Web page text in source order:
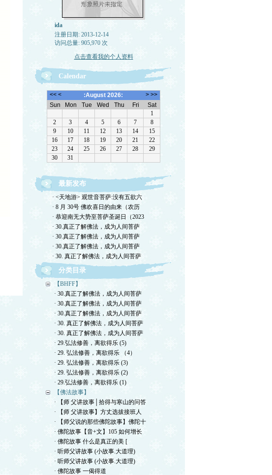
ida
注册日期: 2013-12-14
访问总量: 905,970 次
点击查看我的个人资料
Calendar
最新发布
· <天地游> 观世音菩萨:没有五欲六
· 8 月 30号 佛欢喜日的由来（农历
· 恭迎南无大势至菩萨圣诞日（2023
· 30.真正了解佛法，成为人间菩萨
· 30.真正了解佛法，成为人间菩萨
· 30.真正了解佛法，成为人间菩萨
· 30. 真正了解佛法，成为人间菩萨
分类目录
【BHFF】
· 30.真正了解佛法，成为人间菩萨
· 30.真正了解佛法，成为人间菩萨
· 30.真正了解佛法，成为人间菩萨
· 30. 真正了解佛法，成为人间菩萨
· 30. 真正了解佛法，成为人间菩萨
· 29.弘法修善，离欲得乐 (5)
· 29. 弘法修善，离欲得乐 （4）
· 29. 弘法修善，离欲得乐 (3)
· 29. 弘法修善，离欲得乐 (2)
· 29.弘法修善，离欲得乐 (1)
【佛法故事】
· 【师 父讲故事│拾得与寒山的问答
· 【师 父讲故事】方丈选拔接班人
· 【师父说的那些佛陀故事】佛陀十
· 佛陀故事【音+文】105 如何增长
· 佛陀故事 什么是真正的美 [
· 听师父讲故事 (小故事.大道理)
· 听师父讲故事 (小故事.大道理)
· 佛陀故事 一偈得道